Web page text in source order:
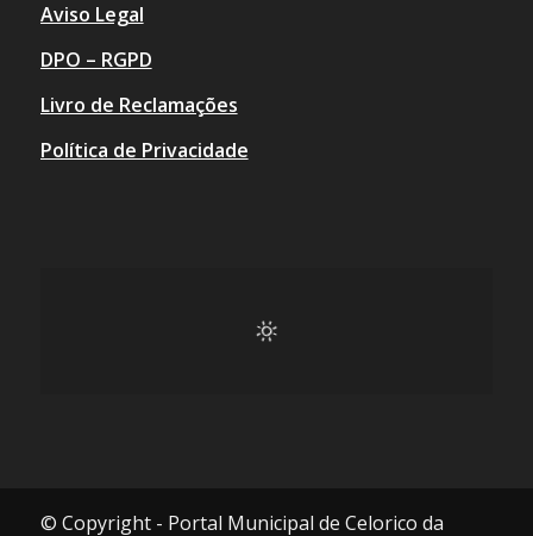
Aviso Legal
DPO – RGPD
Livro de Reclamações
Política de Privacidade
© Copyright - Portal Municipal de Celorico da